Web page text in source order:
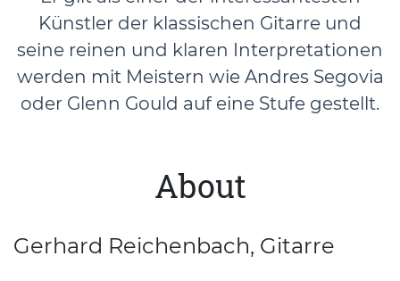
Künstler der klassischen Gitarre und
seine reinen und klaren Interpretationen
werden mit Meistern wie Andres Segovia
oder Glenn Gould auf eine Stufe gestellt.
About
Gerhard Reichenbach, Gitarre